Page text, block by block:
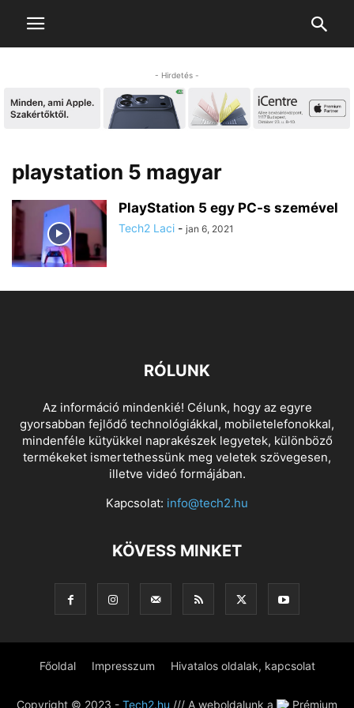
- Hirdetés -
playstation 5 magyar
PlayStation 5 egy PC-s szemével
Tech2 Laci - jan 6, 2021
RÓLUNK
Az információ mindenkié! Célunk, hogy az egyre
gyorsabban fejlődő technológiákkal, mobiletelefonokkal,
mindenféle kütyükkel naprakészek legyetek, különböző
termékeket ismertethessünk meg veletek szövegesen,
illetve videó formájában.
Kapcsolat: info@tech2.hu
KÖVESS MINKET
Főoldal Impresszum Hivatalos oldalak, kapcsolat
Copyright © 2023 - Tech2.hu /// A weboldalunk a Prémium